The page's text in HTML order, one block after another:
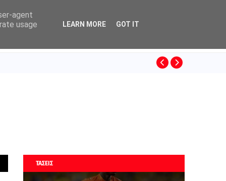
ΤΑΣΕΙΣ
agent
usage
LEARN MORE GOT IT